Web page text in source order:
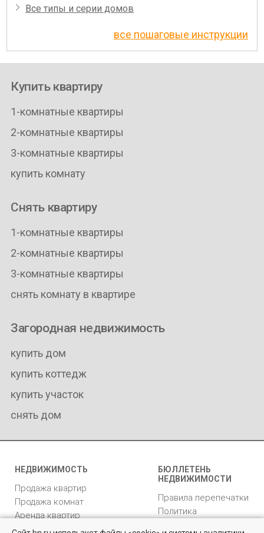
Все типы и серии домов
все пошаговые инструкции
Купить квартиру
1-комнатные квартиры
2-комнатные квартиры
3-комнатные квартиры
купить комнату
Снять квартиру
1-комнатные квартиры
2-комнатные квартиры
3-комнатные квартиры
снять комнату в квартире
Загородная недвижимость
купить дом
купить коттедж
купить участок
снять дом
НЕДВИЖИМОСТЬ
Продажа квартир
Продажа комнат
Аренда квартир
Аренда комнат
БЮЛЛЕТЕНЬ
НЕДВИЖИМОСТИ
Правила перепечатки
Политика